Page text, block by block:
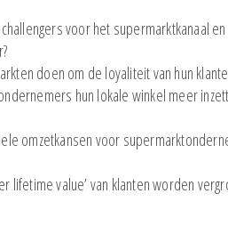
voor het supermarktkanaal
doen om de loyaliteit van hun
hun lokale winkel meer
omzetkansen voor
lifetime value’ van klanten worden